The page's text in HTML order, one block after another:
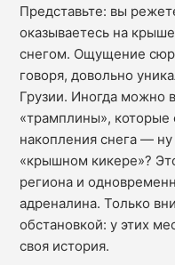
Представьте: вы
оказываетесь на
снегом. Ощущение
говоря, довольно
Грузии. Иногда можно
«трамплины», которые
накопления снега —
«крышном кикере»?
региона и
адреналина. Только
обстановкой: у этих
своя история.